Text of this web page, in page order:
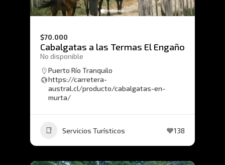
$70.000
Cabalgatas a las Termas El Engaño
No disponible
Puerto Río Tranquilo
https://carretera-
austral.cl/producto/cabalgatas-en-
murta/
Servicios Turísticos 138